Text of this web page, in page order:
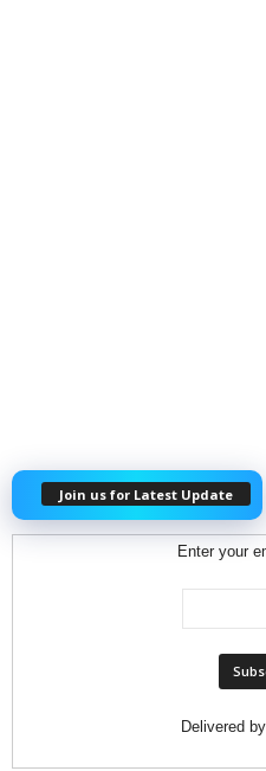
Join us for Latest Update
Enter your
Delivered by